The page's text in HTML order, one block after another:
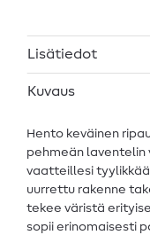
Lisätiedot
Kuvaus
Hento keväinen
pehmeän laventelin
vaatteillesi
uurrettu rakenne
tekee väristä
sopii erinomaisesti